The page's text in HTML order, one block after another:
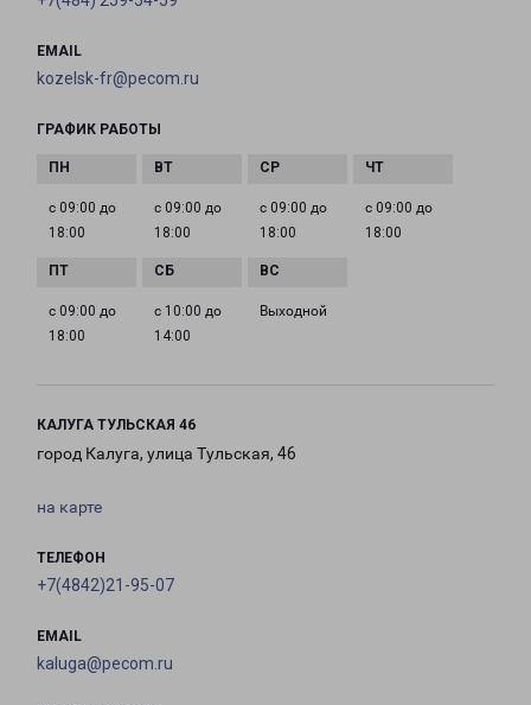
EMAIL
kozelsk-fr@pecom.ru
ГРАФИК РАБОТЫ
с 09:00 до
18:00
с 09:00 до
18:00
с 09:00 до
18:00
с 09:00 до
18:00
с 09:00 до
18:00
с 10:00 до
14:00
Выходной
КАЛУГА ТУЛЬСКАЯ 46
город Калуга, улица Тульская, 46
на карте
ТЕЛЕФОН
+7(4842)21-95-07
EMAIL
kaluga@pecom.ru